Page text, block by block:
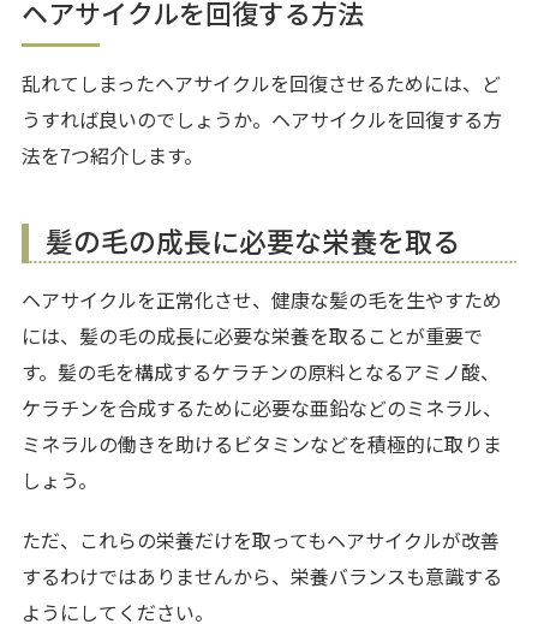
ヘアサイクルを回復する方法
乱れてしまったヘアサイクルを回復させるためには、ど
うすれば良いのでしょうか。ヘアサイクルを回復する方
法を7つ紹介します。
髪の毛の成長に必要な栄養を取る
ヘアサイクルを正常化させ、健康な髪の毛を生やすため
には、髪の毛の成長に必要な栄養を取ることが重要で
す。髪の毛を構成するケラチンの原料となるアミノ酸、
ケラチンを合成するために必要な亜鉛などのミネラル、
ミネラルの働きを助けるビタミンなどを積極的に取りま
しょう。
ただ、これらの栄養だけを取ってもヘアサイクルが改善
するわけではありませんから、栄養バランスも意識する
ようにしてください。